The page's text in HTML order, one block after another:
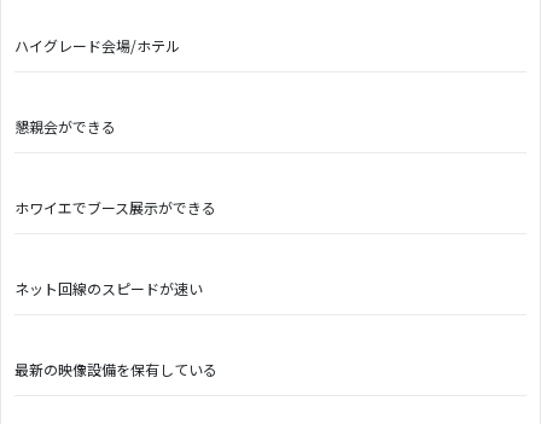
ハイグレード会場/ホテル
懇親会ができる
ホワイエでブース展示ができる
ネット回線のスピードが速い
最新の映像設備を保有している